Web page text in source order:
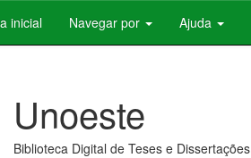
inicial Navegar por Ajuda
Unoeste
Biblioteca Digital de Teses e Dissertações